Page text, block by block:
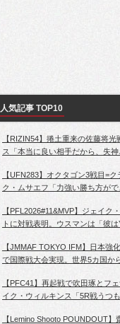
人気記事 TOP10
【RIZIN54】捲土重来の佐藤将
ス「本当に良い相手だから、失神
【UFN283】オクタゴン3戦目=
ク・ムサエフ「力強い勝ち方がで
【PFL2026#11&MVP】ジェイク
トに対戦表明。ウスマンは「彼は
【JMMAF TOKYO IFM】日本強
で国際戦大会実現。世界5カ国か
【PFC41】再起戦で吹田琢とフ
イク・ウィルキンス「5R戦うつ
【Lemino Shooto POUNDOUT